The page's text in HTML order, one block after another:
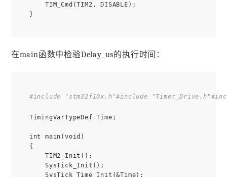
TIM_Cmd(TIM2, DISABLE);
在main函数中检验Delay_us的执行时间：
#include "stm32f10x.h"#include "Timer_Drive.h"
TimingVarTypeDef Time;
int main(void)
{
TIM2_Init();
SysTick_Init();
SysTick_Time_Init(&Time);